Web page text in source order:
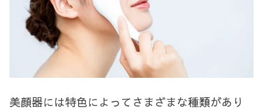
美顔器には特色によってさまざまな種類があり